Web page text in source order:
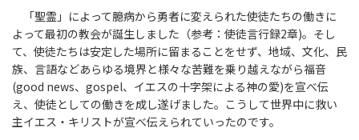
「聖霊」によって臆病から勇者に変えられた使徒たちの働きに
よって最初の教会が誕生しました（参考：使徒言行録2章)。そし
て、使徒たちは安定した場所に留まることをせず、地域、文化、民
族、言語などあらゆる境界と様々な苦難を乗り越えながら福音
(good news、gospel、イエスの十字架による神の愛)を宣べ伝
え、使徒としての働きを成し遂げました。こうして世界中に救い
主イエス・キリストが宣べ伝えられていったのです。